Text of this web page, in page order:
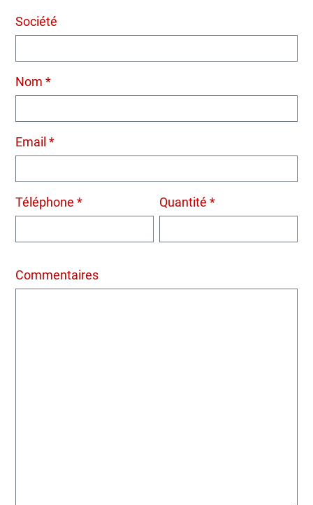
Société
Nom *
Email *
Téléphone * Quantité *
Commentaires